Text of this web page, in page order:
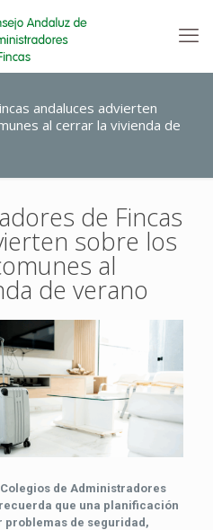
andaluces advierten
al cerrar la vivienda de
de Fincas
sobre los
al
de verano
de Administradores
recuerda que una planificación
problemas de seguridad,